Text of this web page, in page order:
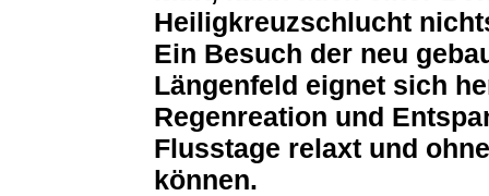
Heiligkreuzschlucht
Ein Besuch der neu
Längenfeld eignet sich
Regenreation und
Flusstage relaxt und
können.